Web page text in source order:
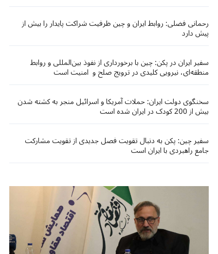
رحمانی فضلی: روابط ایران و چین ظرفیت شراکت پایدار را بیش از
پیش دارد
سفیر ایران در پکن: چین با برخورداری از نفوذ بین‌المللی و روابط
منطقه‌ای، نیرویی کلیدی در ترویج صلح و امنیت است
سخنگوی دولت ایران: حملات آمریکا و اسرائیل منجر به کشته شدن
بیش از 200 کودک در ایران شده است
سفیر چین: پکن به دنبال تقویت فصل جدیدی از تقویت مشارکت
جامع راهبردی با ایران است